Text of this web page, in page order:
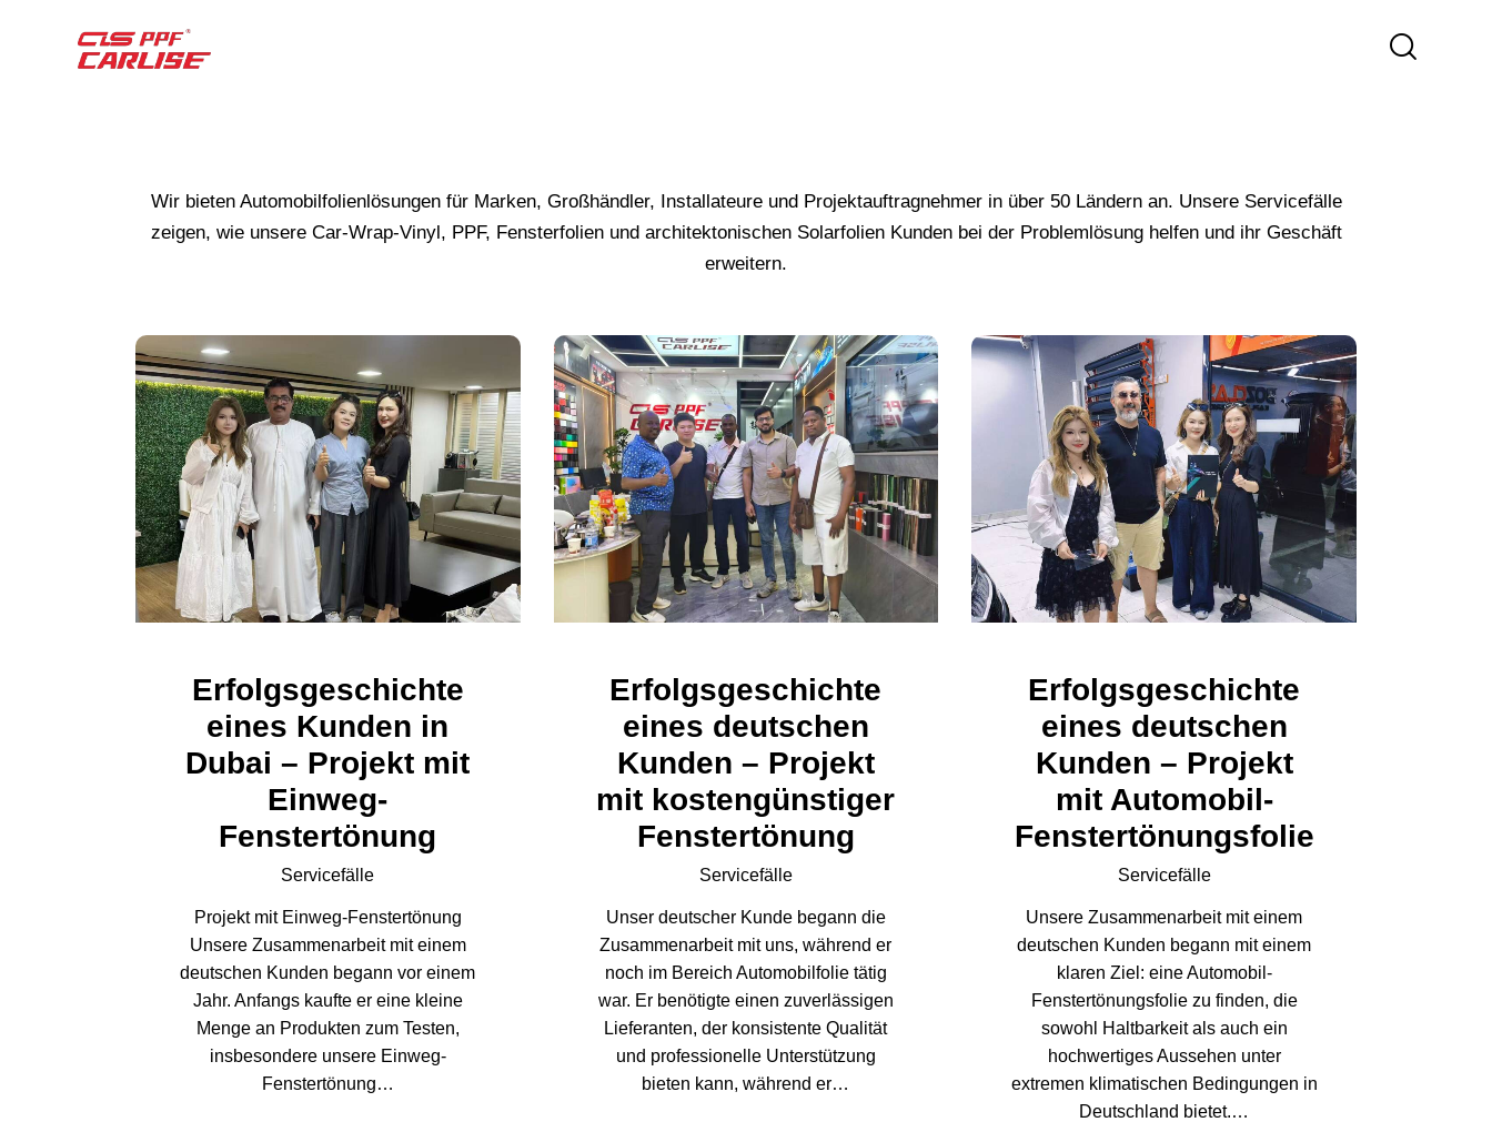
Wir bieten Automobilfolienlösungen für Marken, Großhändler, Installateure und Projektauftragnehmer in über 50 Ländern an. Unsere Servicefälle
zeigen, wie unsere Car-Wrap-Vinyl, PPF, Fensterfolien und architektonischen Solarfolien Kunden bei der Problemlösung helfen und ihr Geschäft
erweitern.
Erfolgsgeschichte
eines Kunden in
Dubai – Projekt mit
Einweg-
Fenstertönung
Servicefälle
Projekt mit Einweg-Fenstertönung
Unsere Zusammenarbeit mit einem
deutschen Kunden begann vor einem
Jahr. Anfangs kaufte er eine kleine
Menge an Produkten zum Testen,
insbesondere unsere Einweg-
Fenstertönung…
Erfolgsgeschichte
eines deutschen
Kunden – Projekt
mit kostengünstiger
Fenstertönung
Servicefälle
Unser deutscher Kunde begann die
Zusammenarbeit mit uns, während er
noch im Bereich Automobilfolie tätig
war. Er benötigte einen zuverlässigen
Lieferanten, der konsistente Qualität
und professionelle Unterstützung
bieten kann, während er…
Erfolgsgeschichte
eines deutschen
Kunden – Projekt
mit Automobil-
Fenstertönungsfolie
Servicefälle
Unsere Zusammenarbeit mit einem
deutschen Kunden begann mit einem
klaren Ziel: eine Automobil-
Fenstertönungsfolie zu finden, die
sowohl Haltbarkeit als auch ein
hochwertiges Aussehen unter
extremen klimatischen Bedingungen in
Deutschland bietet.…